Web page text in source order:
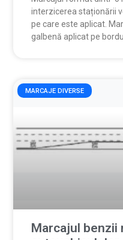
interzicerea staționării
pe care este aplicat.
galbenă aplicat pe
MARCAJE DIVERSE
Marcajul benzii